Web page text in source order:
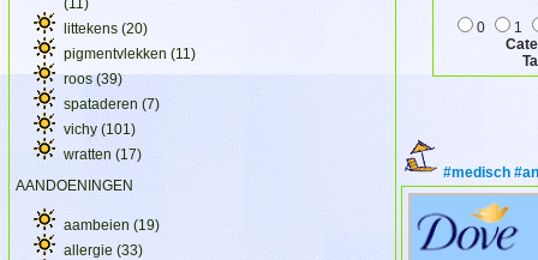
littekens (20)
pigmentvlekken (11)
roos(39)
spataderen (7)
vichy (101)
wratten (17)
AANDOENINGEN
aambeien (19)
allergie (33)
0
1
#medisch